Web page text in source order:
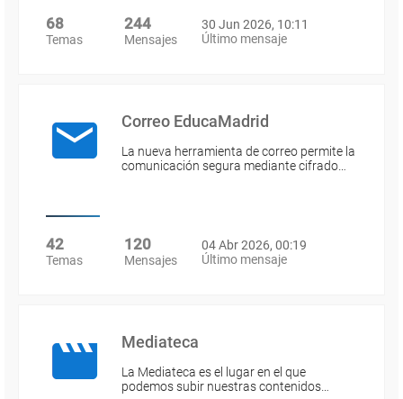
68
Temas
244
Mensajes
30 Jun 2026, 10:11
Último mensaje
Correo EducaMadrid
La nueva herramienta de correo permite la
comunicación segura mediante cifrado…
42
Temas
120
Mensajes
04 Abr 2026, 00:19
Último mensaje
Mediateca
La Mediateca es el lugar en el que
podemos subir nuestras contenidos…